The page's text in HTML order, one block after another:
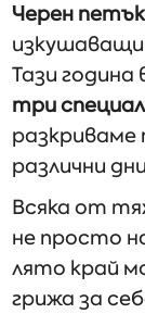
Черен
Тази година
три
различни
Всяка от
не просто
лято край
грижа за